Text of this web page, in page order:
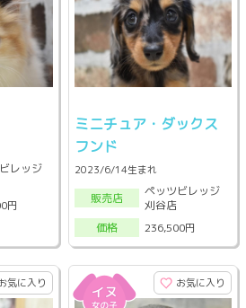
レッジ
円
ミニチュア・ダックス
フンド
2023/6/14生まれ
販売店
ペッツビレッジ
刈谷店
価格
236,500円
気に入り お気に入り